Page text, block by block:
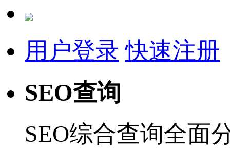
用户登录 快速注册
SEO查询
SEO综合查询全面